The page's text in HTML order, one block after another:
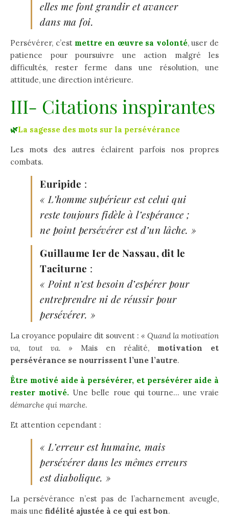
elles me font grandir et avancer
dans ma foi.
Persévérer, c’est mettre en œuvre sa volonté, user de
patience pour poursuivre une action malgré les
difficultés, rester ferme dans une résolution, une
attitude, une direction intérieure.
III- Citations inspirantes
🌿La sagesse des mots sur la persévérance
Les mots des autres éclairent parfois nos propres
combats.
Euripide :
« L’homme supérieur est celui qui
reste toujours fidèle à l’espérance ;
ne point persévérer est d’un lâche. »
Guillaume Ier de Nassau, dit le
Taciturne :
« Point n’est besoin d’espérer pour
entreprendre ni de réussir pour
persévérer. »
La croyance populaire dit souvent : « Quand la motivation
va, tout va. » Mais en réalité, motivation et
persévérance se nourrissent l’une l’autre.
Être motivé aide à persévérer, et persévérer aide à
rester motivé. Une belle roue qui tourne… une vraie
démarche qui marche.
Et attention cependant :
« L’erreur est humaine, mais
persévérer dans les mêmes erreurs
est diabolique. »
La persévérance n’est pas de l’acharnement aveugle,
mais une fidélité ajustée à ce qui est bon.